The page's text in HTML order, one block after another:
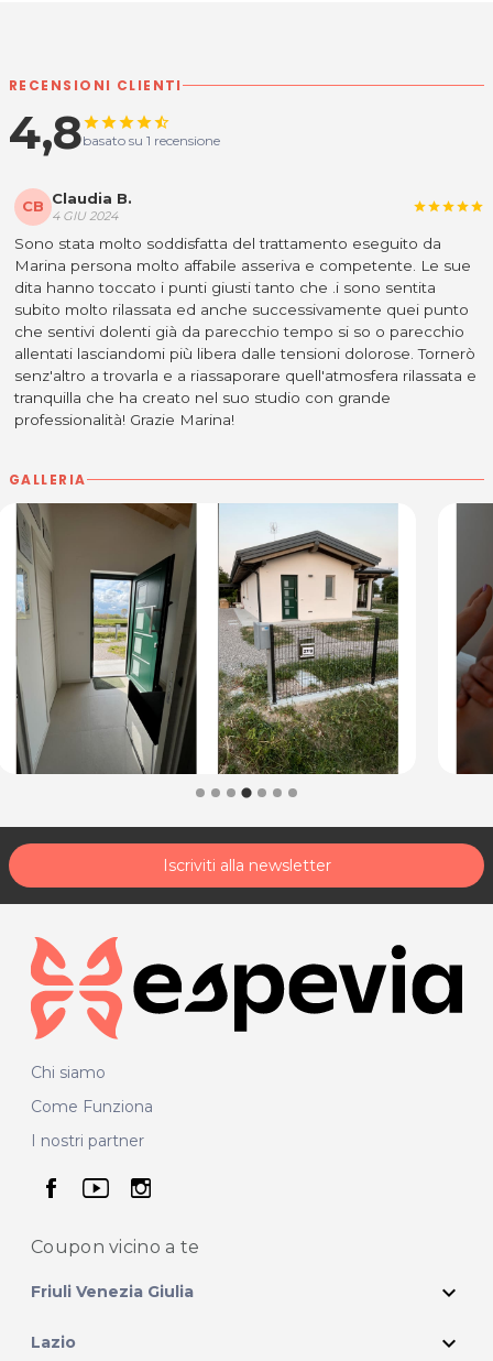
Gli occhi chiusi, la mente tranquilla, il respiro calmo e il
corpo che si abbandona piacevolmente sul lettino
sono solo alcuni degli elementi che favoriranno il
senso di benessere. Lo Jin Shin Do è indicato per
fisiche e non viene inteso come una cura.
Lo studio “Marina Muraro Operatrice Jin Shin Do” si
trova a Precenicco lungo la strada per il mare. E’ molto
comodo da raggiungere, totalmente accessibile e
dotato di parcheggio. Grazie all’ingresso separato
rispetto all’abitazione e alla disponibilità di un bagno
autonomo, il cliente potrà vivere i propri spazi senza la
sensazione di entrare in casa di nessuno.
“Emozioni represse, comportamenti controllati, un
Esiste una tecnica semplice, delicata, la
Digitopressione Jin Shin Do® che offre una Via
Naturale per affrontare gli stress emozionali e fisici
della vita.”.
* Prezzi di listino verificati in data 16/06/2023
ORARI
Dal Lunedì al Giovedì: 10:00-13:00 / 15:00-18:00
Venerdì e Sabato: 10:00-13:00
Su appuntamento.
MARINA MURARO - OPERATRICE JIN SHIN DO
Tel. 345.8349946
P.IVA 02819190303
Per ulteriori informazioni sull'offerta o sulle modalità di
RECENSIONI CLIENTI
4,8starstarstarstarstar_half
basato su 1 recensione
CB Claudia B.
4 GIU 2024
starstarstarstarstar
Sono stata molto soddisfatta del trattamento eseguito da
Marina persona molto affabile asseriva e competente. Le sue
dita hanno toccato i punti giusti tanto che .i sono sentita
subito molto rilassata ed anche successivamente quei punto
che sentivi dolenti già da parecchio tempo si so o parecchio
allentati lasciandomi più libera dalle tensioni dolorose. Tornerò
senz'altro a trovarla e a riassaporare quell'atmosfera rilassata e
tranquilla che ha creato nel suo studio con grande
professionalità! Grazie Marina!
GALLERIA
Iscriviti alla newsletter
Chi siamo
Come Funziona
I nostri partner
seguici su facebook
seguici su youtube
seguici su instagram
Coupon vicino a te
Friuli Venezia Giulia expand_more
Lazio expand_more